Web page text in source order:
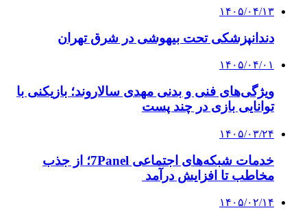
۱۴۰۵/۰۴/۱۳
دندانپزشکی تحت بیهوشی در شرق تهران
۱۴۰۵/۰۴/۰۱
ویژگی‌های فنی و بدنی مهدی سالاروند؛ بازیکنی با
توانایی بازی در چند پست
۱۴۰۵/۰۳/۲۴
خدمات شبکه‌های اجتماعی 7Panel؛ از جذب
مخاطب تا افزایش درآمد
۱۴۰۵/۰۲/۱۴